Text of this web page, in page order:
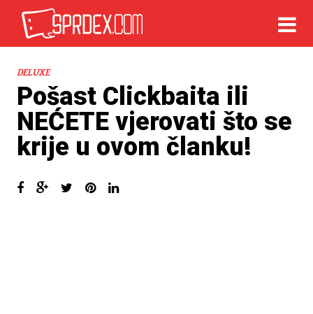
DELUXE
Pošast Clickbaita ili
NEĆETE vjerovati što se
krije u ovom članku!